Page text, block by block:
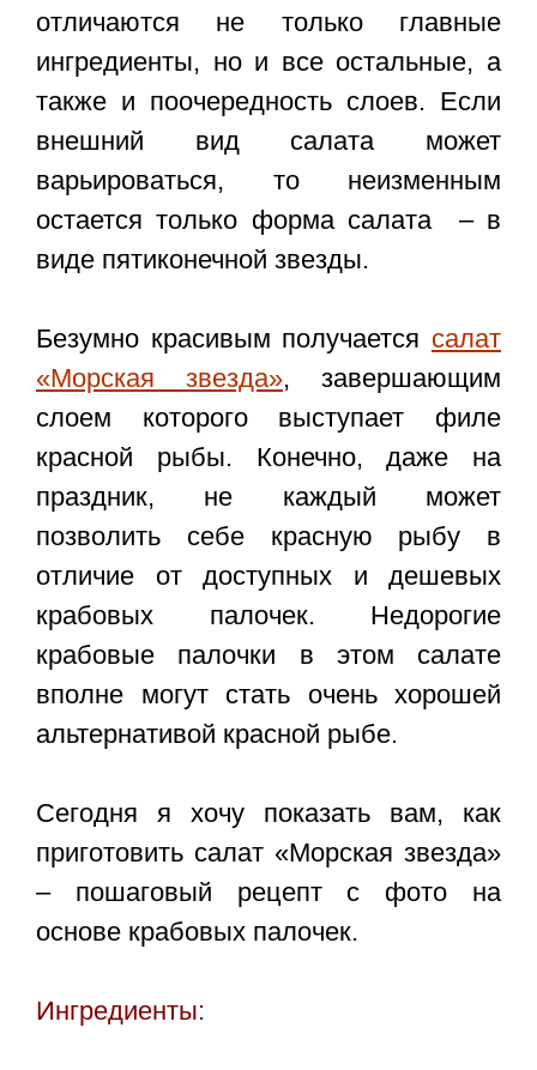
отличаются не только главные
ингредиенты, но и все остальные, а
также и поочередность слоев. Если
внешний вид салата может
варьироваться, то неизменным
остается только форма салата – в
виде пятиконечной звезды.
Безумно красивым получается салат
«Морская звезда», завершающим
слоем которого выступает филе
красной рыбы. Конечно, даже на
праздник, не каждый может
позволить себе красную рыбу в
отличие от доступных и дешевых
крабовых палочек. Недорогие
крабовые палочки в этом салате
вполне могут стать очень хорошей
альтернативой красной рыбе.
Сегодня я хочу показать вам, как
приготовить салат «Морская звезда»
– пошаговый рецепт с фото на
основе крабовых палочек.
Ингредиенты: